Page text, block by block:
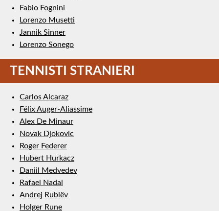
Fabio Fognini
Lorenzo Musetti
Jannik Sinner
Lorenzo Sonego
TENNISTI STRANIERI
Carlos Alcaraz
Félix Auger-Aliassime
Alex De Minaur
Novak Djokovic
Roger Federer
Hubert Hurkacz
Daniil Medvedev
Rafael Nadal
Andrej Rublëv
Holger Rune